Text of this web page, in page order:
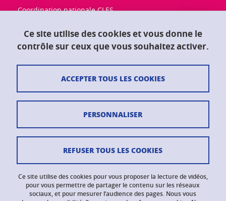
Coordination nationale CLES
Maison du doctorat "Jean Kuntzmann"
CS 40700
38058 Grenoble Cedex 9
Plan du site
Données personnelles
Gestion des cookies
Ce site utilise des cookies et vous donne le
contrôle sur ceux que vous souhaitez activer.
Ce site utilise des cookies pour vous proposer la lecture de vidéos,
pour vous permettre de partager le contenu sur les réseaux
sociaux, et pour mesurer l’audience des pages. Nous vous
ACCEPTER TOUS LES COOKIES
REFUSER TOUS LES COOKIES
PERSONNALISER